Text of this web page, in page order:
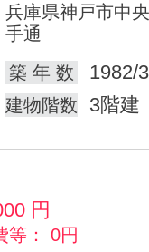
兵庫県神戸市中
手通
築 年 数
1982/
建物階数 3階建
円
等： 0円